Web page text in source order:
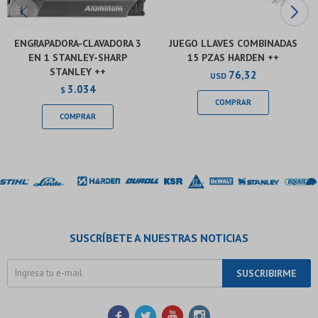
ENGRAPADORA-CLAVADORA 3
EN 1 STANLEY-SHARP
STANLEY ++
$ 3.034
JUEGO LLAVES COMBINADAS
15 PZAS HARDEN ++
USD 76,32
SUSCRÍBETE A NUESTRAS NOTICIAS
SUSCRIBIRME
   